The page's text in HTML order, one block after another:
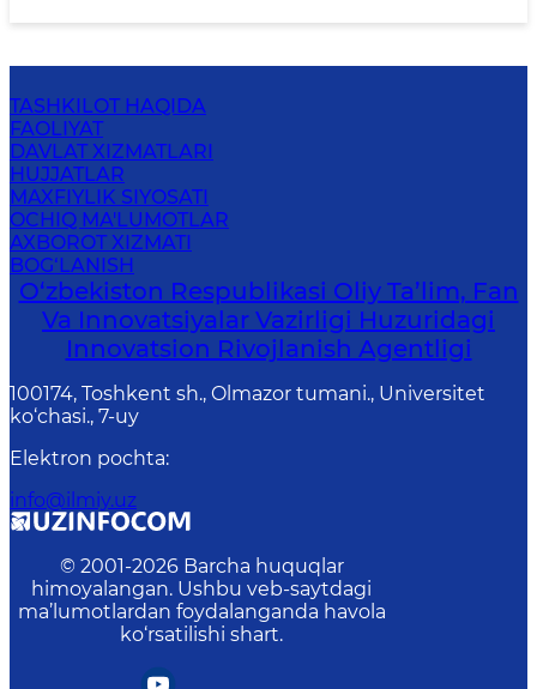
TASHKILOT HAQIDA
FAOLIYAT
DAVLAT XIZMATLARI
HUJJATLAR
MAXFIYLIK SIYOSATI
OCHIQ MA'LUMOTLAR
AXBOROT XIZMATI
BOG‘LANISH
O‘zbekiston Respublikasi Oliy Ta’lim, Fan
Va Innovatsiyalar Vazirligi Huzuridagi
Innovatsion Rivojlanish Agentligi
100174, Toshkent sh., Olmazor tumani., Universitet
ko‘chasi., 7-uy
Elektron pochta:
info@ilmiy.uz
© 2001-2026 Barcha huquqlar
himoyalangan. Ushbu veb-saytdagi
ma’lumotlardan foydalanganda havola
ko‘rsatilishi shart.